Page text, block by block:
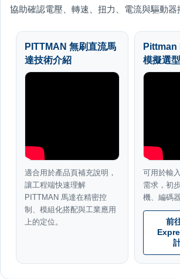
協助確認電壓、轉速、扭力、電流與驅動器
PITTMAN 無刷直流馬
達技術介紹
適合用於產品頁補充說明，
讓工程端快速理解
PITTMAN 馬達在精密控
制、模組化搭配與工業應用
上的定位。
Pittman
模擬選
可用於輸
需求，初
機、編碼
前